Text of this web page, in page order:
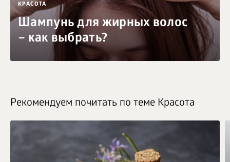
КРАСОТА
Шампунь для жирных волос
– как выбрать?
Рекомендуем почитать по теме Красота